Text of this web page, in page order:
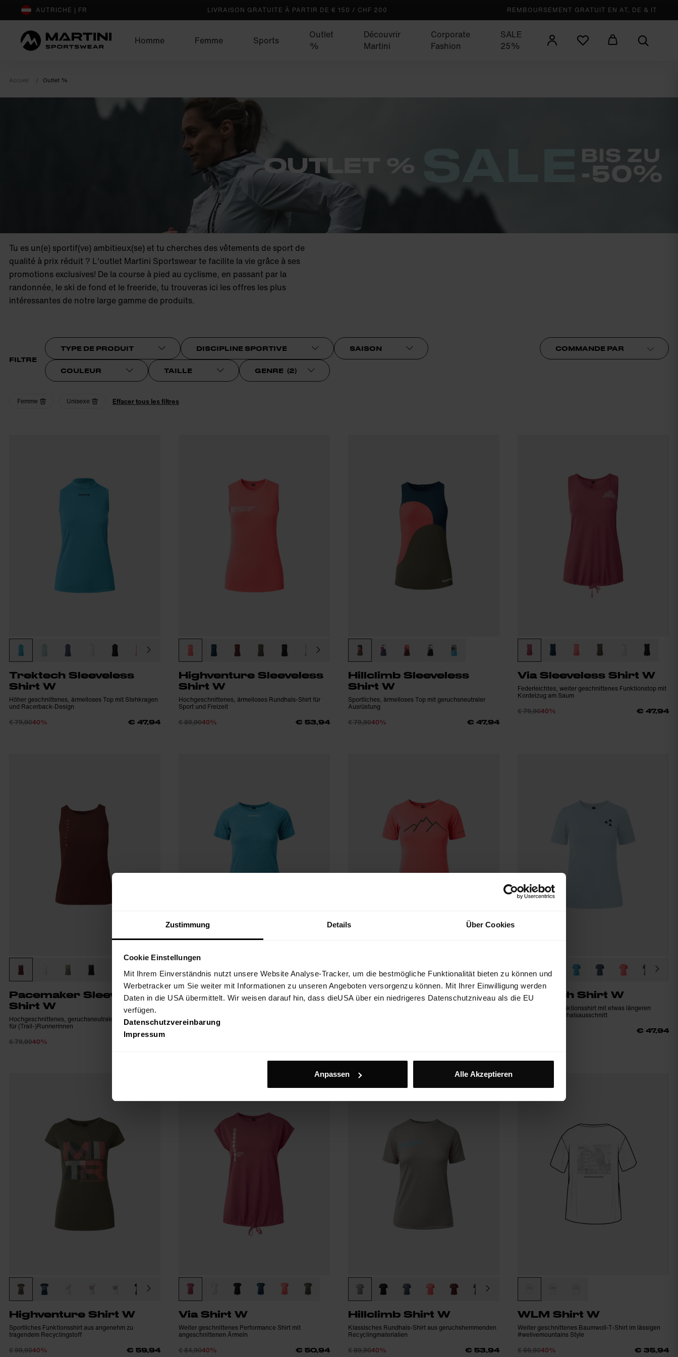
Zustimmung Details Über Cookies
Cookie Einstellungen
Mit Ihrem Einverständnis nutzt unsere Website Analyse-Tracker, um die bestmögliche Funktionalität bieten zu können und
Werbetracker um Sie weiter mit Informationen zu unseren Angeboten versorgenzu können. Mit Ihrer Einwilligung werden
Daten in die USA übermittelt. Wir weisen darauf hin, dass dieUSA über ein niedrigeres Datenschutzniveau als die EU
verfügen.
Datenschutzvereinbarung
Impressum
Anpassen Alle Akzeptieren
sr.Table Of ContentAUTRICHE | FR LIVRAISON GRATUITE À PARTIR DE € 150 / CHF 200 REMBOURSEMENT GRATUIT EN AT, DE & IT
Homme Femme Sports
Outlet
%
Découvrir
Martini
Corporate
Fashion
SALE
25%
Accueil Outlet %
OUTLET %
Tu es un(e) sportif(ve) ambitieux(se) et tu cherches des vêtements de sport de
qualité à prix réduit ? L'outlet Martini Sportswear te facilite la vie grâce à ses
promotions exclusives! De la course à pied au cyclisme, en passant par la
randonnée, le ski de fond et le freeride, tu trouveras ici les offres les plus
intéressantes de notre large gamme de produits.
FILTRE
TYPE DE PRODUIT DISCIPLINE SPORTIVE SAISON
COULEUR TAILLE GENRE (2)
Commande par
Femme Unisexe Effacer tous les filtres
Trektech Sleeveless
Shirt W
Höher geschnittenes, ärmelloses Top mit Stehkragen
und Racerback-Design
€ 79,9040% € 47,94
Highventure Sleeveless
Shirt W
Hochgeschnittenes, ärmelloses Rundhals-Shirt für
Sport und Freizeit
€ 89,9040% € 53,94
Hillclimb Sleeveless
Shirt W
Sportliches, ärmelloses Top mit geruchsneutraler
Ausrüstung
€ 79,9040% € 47,94
Via Sleeveless Shirt W
Federleichtes, weiter geschnittenes Funktionstop mit
Kordelzug am Saum
€ 79,9040% € 47,94
Pacemaker Sleeveless
Shirt W
Hochgeschnittenes, geruchsneutrales Funktionstop
für (Trail-)Runnerinnen
€ 79,9040%
Sunrise Shirt W Alpmate Shirt W Trektech Shirt W
Nachhaltiges Funktionsshirt mit etwas längeren
Ärmeln und Rundhalsausschnitt
€ 47,94
Highventure Shirt W
Sportliches Funktionsshirt aus angenehm zu
tragendem Recyclingstoff
€ 99,9040% € 59,94
Via Shirt W
Weiter geschnittenes Performance Shirt mit
angeschnittenen Ärmeln
€ 84,9040% € 50,94
Hillclimb Shirt W
Klassisches Rundhals-Shirt aus geruchshemmenden
Recyclingmaterialien
€ 89,9040% € 53,94
WLM Shirt W
Weiter geschnittenes Baumwoll-T-Shirt im lässigen
#welivemountains Style
€ 59,9040% € 35,94